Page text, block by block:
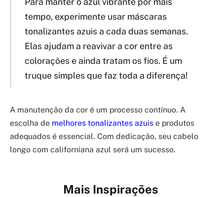
tempo, experimente usar máscaras
tonalizantes azuis a cada duas semanas.
Elas ajudam a reavivar a cor entre as
colorações e ainda tratam os fios. É um
truque simples que faz toda a diferença!
A manutenção da cor é um processo contínuo. A
escolha de melhores tonalizantes azuis e produtos
adequados é essencial. Com dedicação, seu cabelo
longo com californiana azul será um sucesso.
Mais Inspirações